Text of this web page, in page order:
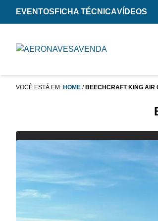
EVENTOS FICHA TÉCNICAVÍDEOS
VOCÊ ESTÁ EM: HOME / BEECHCRAFT KING AIR